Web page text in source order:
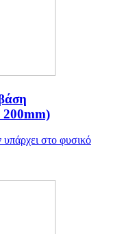
200mm)
υπάρχει στο φυσικό